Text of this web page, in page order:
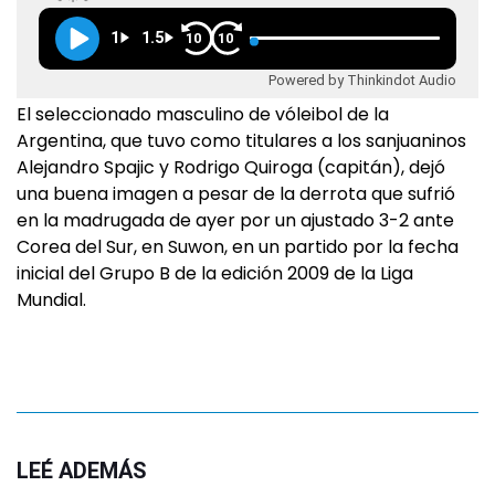
1 1.5 10 10
Powered by Thinkindot Audio
El seleccionado masculino de vóleibol de la
Argentina, que tuvo como titulares a los sanjuaninos
Alejandro Spajic y Rodrigo Quiroga (capitán), dejó
una buena imagen a pesar de la derrota que sufrió
en la madrugada de ayer por un ajustado 3-2 ante
Corea del Sur, en Suwon, en un partido por la fecha
inicial del Grupo B de la edición 2009 de la Liga
Mundial.
LEÉ ADEMÁS